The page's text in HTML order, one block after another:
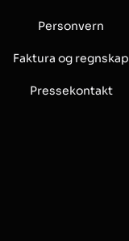
Personvern
Faktura og regnskap
Pressekontakt